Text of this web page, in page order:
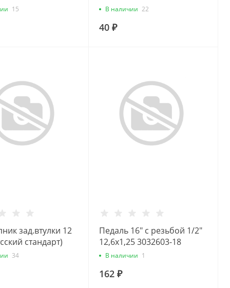
15 В наличии 22
40 ₽
зад.втулки 12
стандарт)
1434
Педаль 16" с резьбой 1/2"
12,6х1,25 3032603-18
В наличии 1
162 ₽